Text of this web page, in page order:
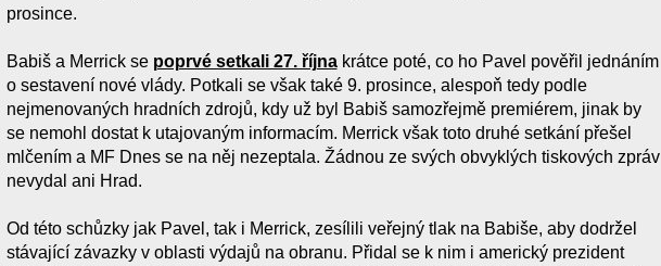
prosince.
Babiš a Merrick se poprvé setkali 27. říjnakrátce poté, co ho Pavel pověřil jednáním
o sestavení nové vlády. Potkali se však také 9. prosince, alespoň tedy podle
nejmenovaných hradních zdrojů, kdy už byl Babiš samozřejmě premiérem, jinak by
se nemohl dostat k utajovaným informacím. Merrick však toto druhé setkání přešel
mlčením a MF Dnes se na něj nezeptala. Žádnou ze svých obvyklých tiskových zpráv
nevydal ani Hrad.
Od této schůzky jak Pavel, tak i Merrick, zesílili veřejný tlak na Babiše, aby dodržel
stávající závazky v oblasti výdajů na obranu. Přidal se k nim i americký prezident